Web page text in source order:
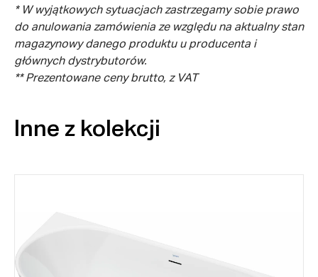
* W wyjątkowych sytuacjach zastrzegamy sobie prawo
do anulowania zamówienia ze względu na aktualny stan
magazynowy danego produktu u producenta i
głównych dystrybutorów.
** Prezentowane ceny brutto, z VAT
Inne z kolekcji